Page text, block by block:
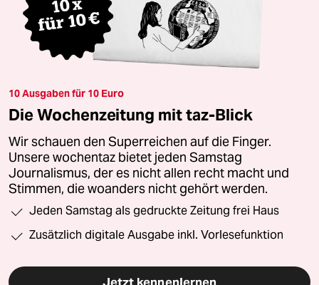
10 Ausgaben für 10 Euro
Die Wochenzeitung mit taz-Blick
Wir schauen den Superreichen auf die Finger.
Unsere wochentaz bietet jeden Samstag
Journalismus, der es nicht allen recht macht und
Stimmen, die woanders nicht gehört werden.
Jeden Samstag als gedruckte Zeitung frei Haus
Zusätzlich digitale Ausgabe inkl. Vorlesefunktion